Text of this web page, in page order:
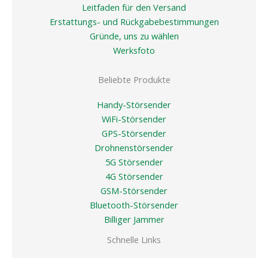
Leitfaden für den Versand
Erstattungs- und Rückgabebestimmungen
Gründe, uns zu wählen
Werksfoto
Beliebte Produkte
Handy-Störsender
WiFi-Störsender
GPS-Störsender
Drohnenstörsender
5G Störsender
4G Störsender
GSM-Störsender
Bluetooth-Störsender
Billiger Jammer
Schnelle Links